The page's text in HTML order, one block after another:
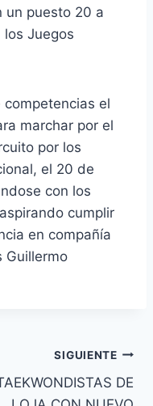
un puesto 20 a
Juegos
el
marchar por el
por los
el 20 de
con los
cumplir
en compañía
Guillermo
SIGUIENTE
DE